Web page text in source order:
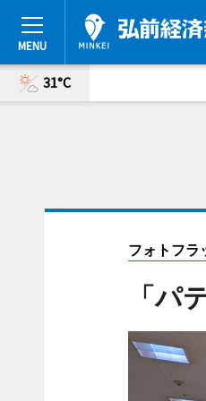
31°C
フォトフラ
「パ